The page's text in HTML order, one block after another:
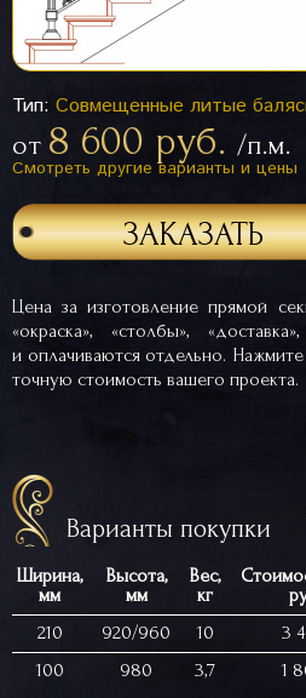
Тип: Совмещенные литые
от 8 600 руб. /п.м.
Смотреть другие варианты и цены
ЗАКАЗАТЬ
Цена за изготовление прямой
«окраска», «столбы»,
и оплачиваются отдельно. Нажмите
точную стоимость вашего проекта.
Варианты покупки
Ширина,
мм
Высота,
мм
Вес,
кг
210
920/960 10
3
100
980 3,7 1